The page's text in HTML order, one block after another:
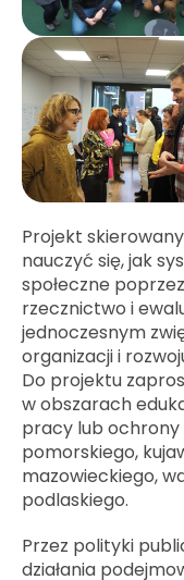
Projekt
nauczyć się, jak
społeczne
rzecznictwo i
jednoczesnym
organizacji i
Do projektu
w obszarach
pracy lub ochrony
pomorskiego,
mazowieckiego,
podlaskiego.
Przez polityki
działania